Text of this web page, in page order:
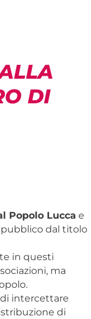
DI
Popolo Lucca e
dal titolo
in questi
ma
intercettare
di